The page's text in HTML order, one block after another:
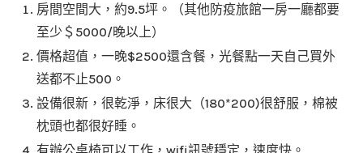
房間空間大，約9.5坪。（其他防疫旅館一房一廳都要
至少＄5000/晚以上）
價格超值，一晚$2500還含餐，光餐點一天自己買外
送都不止500。
設備很新，很乾淨，床很大（180*200)很舒服，棉被
枕頭也都很好睡。